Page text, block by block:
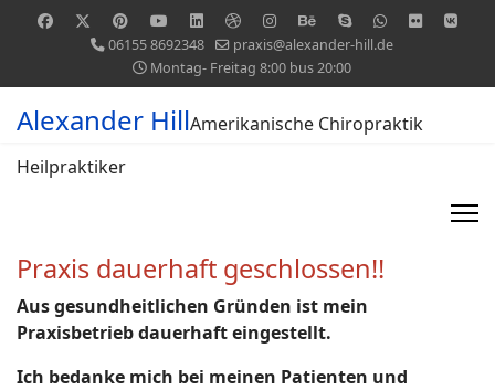
06155 8692348
praxis@alexander-hill.de
Montag- Freitag 8:00 bus 20:00
Alexander HillAmerikanische Chiropraktik
Heilpraktiker
Praxis dauerhaft geschlossen!!
Aus gesundheitlichen Gründen ist mein
Praxisbetrieb dauerhaft eingestellt.
Ich bedanke mich bei meinen Patienten und